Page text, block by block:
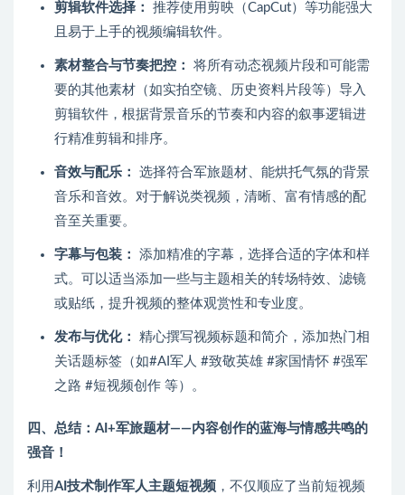
剪辑软件选择：
推荐使用剪映（CapCut）等功能强大
且易于上手的视频编辑软件。
素材整合与节奏把控：
将所有动态视频片段和可能需
要的其他素材（如实拍空镜、历史资料片段等）导入
剪辑软件，根据背景音乐的节奏和内容的叙事逻辑进
行精准剪辑和排序。
音效与配乐：
选择符合军旅题材、能烘托气氛的背景
音乐和音效。对于解说类视频，清晰、富有情感的配
音至关重要。
字幕与包装：
添加精准的字幕，选择合适的字体和样
式。可以适当添加一些与主题相关的转场特效、滤镜
或贴纸，提升视频的整体观赏性和专业度。
发布与优化：
精心撰写视频标题和简介，添加热门相
关话题标签（如#AI军人 #致敬英雄 #家国情怀 #强军
之路 #短视频创作 等）。
四、总结：AI+军旅题材——内容创作的蓝海与情感共鸣的
强音！
利用AI技术制作军人主题短视频 ，不仅顺应了当前短视频